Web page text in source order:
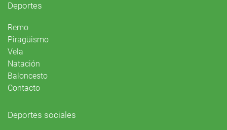
Deportes
Remo
Piragüismo
Vela
Natación
Baloncesto
Contacto
Deportes sociales